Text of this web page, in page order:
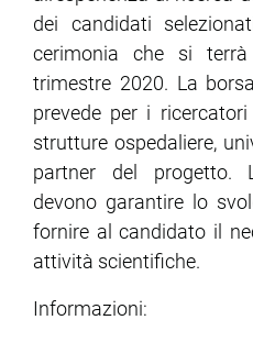
dei candidati
cerimonia che si
trimestre 2020. La
prevede per i
strutture ospedaliere,
partner del progetto.
devono garantire lo
fornire al candidato il
attività scientifiche.
Informazioni: